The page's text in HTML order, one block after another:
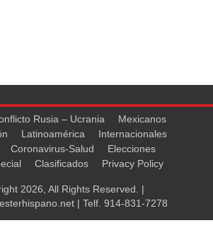
Rusia – Ucrania
Mexicanos
Latinoamérica
Internacionales
Coronavirus-Salud
Elecciones
Clasificados Privacy Policy
2026, All Rights Reserved. |
| Telf. 914-831-7278